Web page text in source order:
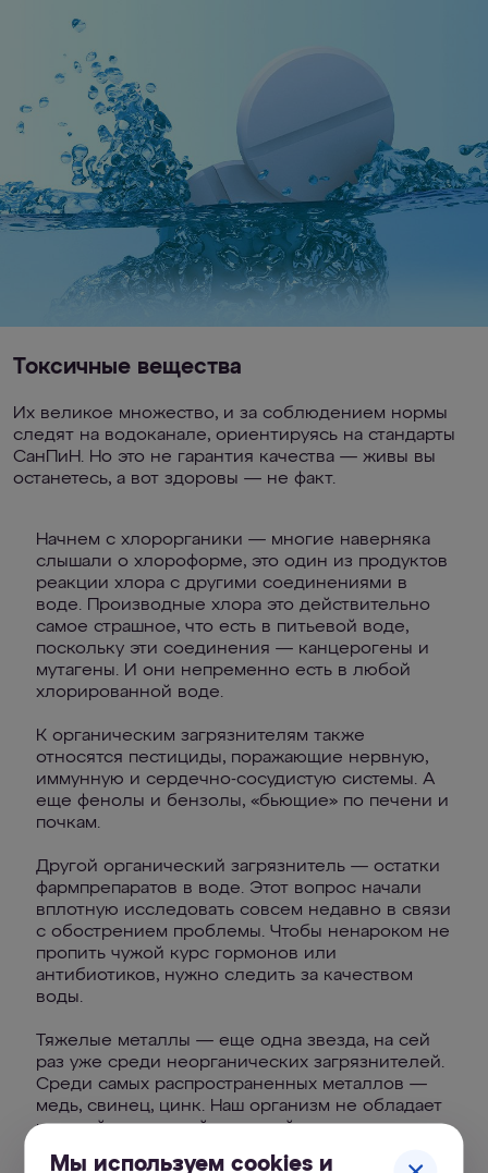
Токсичные вещества
Их великое множество, и за соблюдением нормы
следят на водоканале, ориентируясь на стандарты
СанПиН. Но это не гарантия качества — живы вы
останетесь, а вот здоровы — не факт.
Начнем с хлорорганики — многие наверняка
слышали о хлороформе, это один из продуктов
реакции хлора с другими соединениями в
воде. Производные хлора это действительно
самое страшное, что есть в питьевой воде,
поскольку эти соединения — канцерогены и
мутагены. И они непременно есть в любой
хлорированной воде.
К органическим загрязнителям также
относятся пестициды, поражающие нервную,
иммунную и сердечно-сосудистую системы. А
еще фенолы и бензолы, «бьющие» по печени и
почкам.
Другой органический загрязнитель — остатки
фармпрепаратов в воде. Этот вопрос начали
вплотную исследовать совсем недавно в связи
с обострением проблемы. Чтобы ненароком не
пропить чужой курс гормонов или
антибиотиков, нужно следить за качеством
воды.
Тяжелые металлы — еще одна звезда, на сей
раз уже среди неорганических загрязнителей.
Среди самых распространенных металлов —
медь, свинец, цинк. Наш организм не обладает
никакой природной «защитой» от этих
Мы используем cookies и